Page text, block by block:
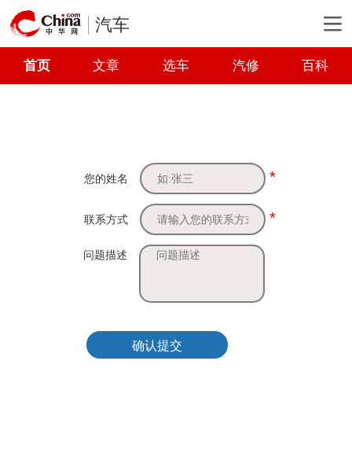
汽车
首页 文章 选车 汽修 百科
您的姓名 *
联系方式 *
问题描述
确认提交